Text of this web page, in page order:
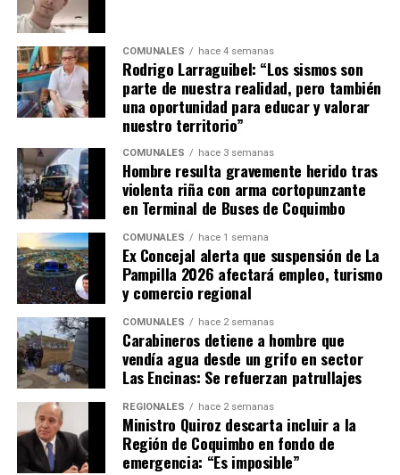
COMUNALES hace 4 semanas
Rodrigo Larraguibel: “Los sismos son
parte de nuestra realidad, pero también
una oportunidad para educar y valorar
nuestro territorio”
COMUNALES hace 3 semanas
Hombre resulta gravemente herido tras
violenta riña con arma cortopunzante
en Terminal de Buses de Coquimbo
COMUNALES hace 1 semana
Ex Concejal alerta que suspensión de La
Pampilla 2026 afectará empleo, turismo
y comercio regional
COMUNALES hace 2 semanas
Carabineros detiene a hombre que
vendía agua desde un grifo en sector
Las Encinas: Se refuerzan patrullajes
REGIONALES hace 2 semanas
Ministro Quiroz descarta incluir a la
Región de Coquimbo en fondo de
emergencia: “Es imposible”